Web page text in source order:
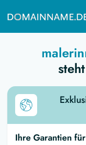
Ihre Garantien